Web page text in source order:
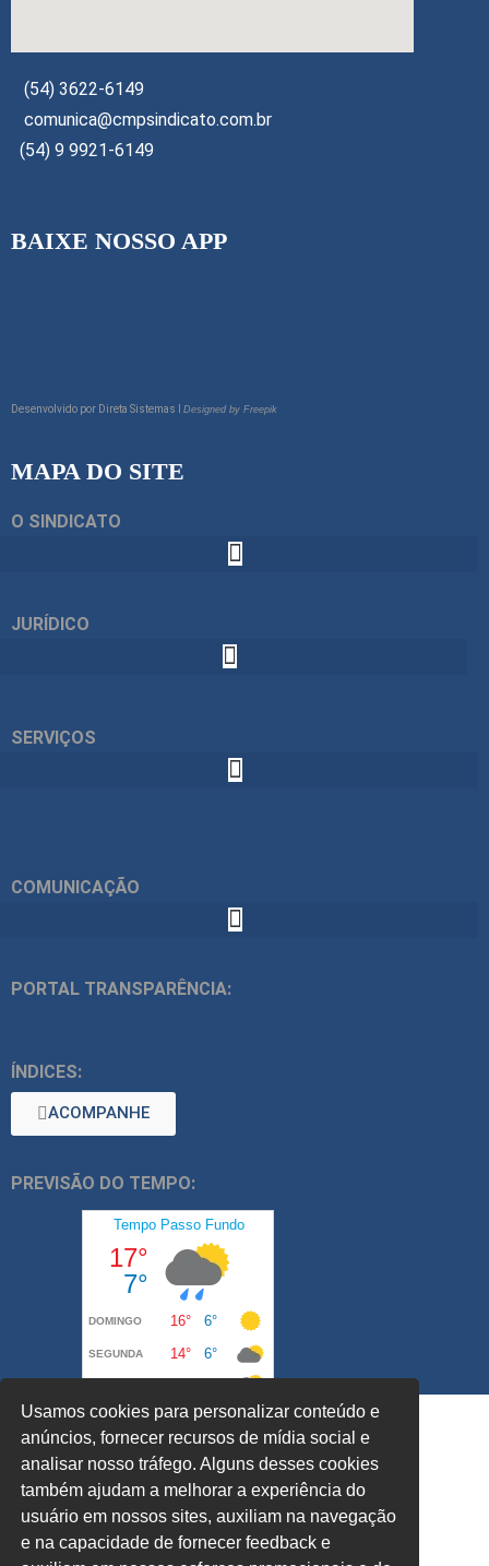
(54) 3622-6149
comunica@cmpsindicato.com.br
(54) 9 9921-6149
BAIXE NOSSO APP
Desenvolvido por Direta Sistemas I Designed by Freepik
MAPA DO SITE
O SINDICATO
JURÍDICO
SERVIÇOS
COMUNICAÇÃO
PORTAL TRANSPARÊNCIA:
ÍNDICES:
ACOMPANHE
PREVISÃO DO TEMPO:
Usamos cookies para personalizar conteúdo e
anúncios, fornecer recursos de mídia social e
analisar nosso tráfego. Alguns desses cookies
também ajudam a melhorar a experiência do
usuário em nossos sites, auxiliam na navegação
e na capacidade de fornecer feedback e